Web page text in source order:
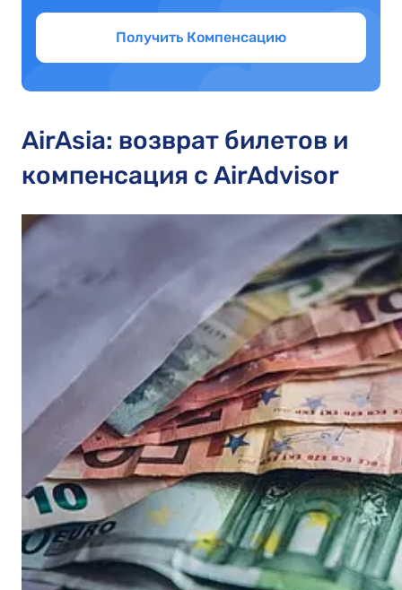
Получить Компенсацию
AirAsia: возврат билетов и
компенсация с AirAdvisor